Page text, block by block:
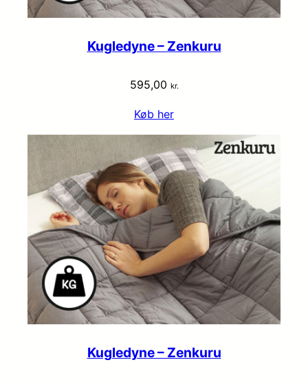
Kugledyne – Zenkuru
595,00 kr.
Køb her
Kugledyne – Zenkuru